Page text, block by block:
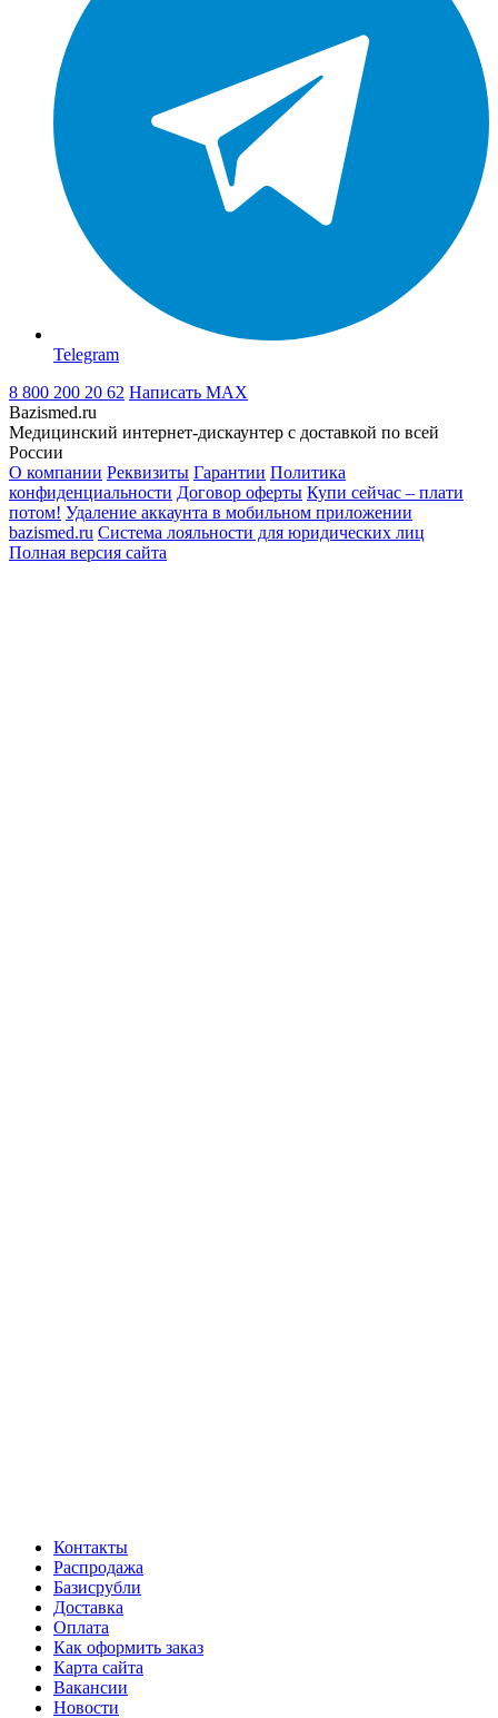
Telegram
8 800 200 20 62 Написать MAX
Bazismed.ru
Медицинский интернет-дискаунтер с доставкой по всей
России
О компании Реквизиты Гарантии Политика
конфиденциальности Договор оферты Купи сейчас – плати
потом! Удаление аккаунта в мобильном приложении
bazismed.ru Система лояльности для юридических лиц
Полная версия сайта
Контакты
Распродажа
Базисрубли
Доставка
Оплата
Как оформить заказ
Карта сайта
Вакансии
Новости